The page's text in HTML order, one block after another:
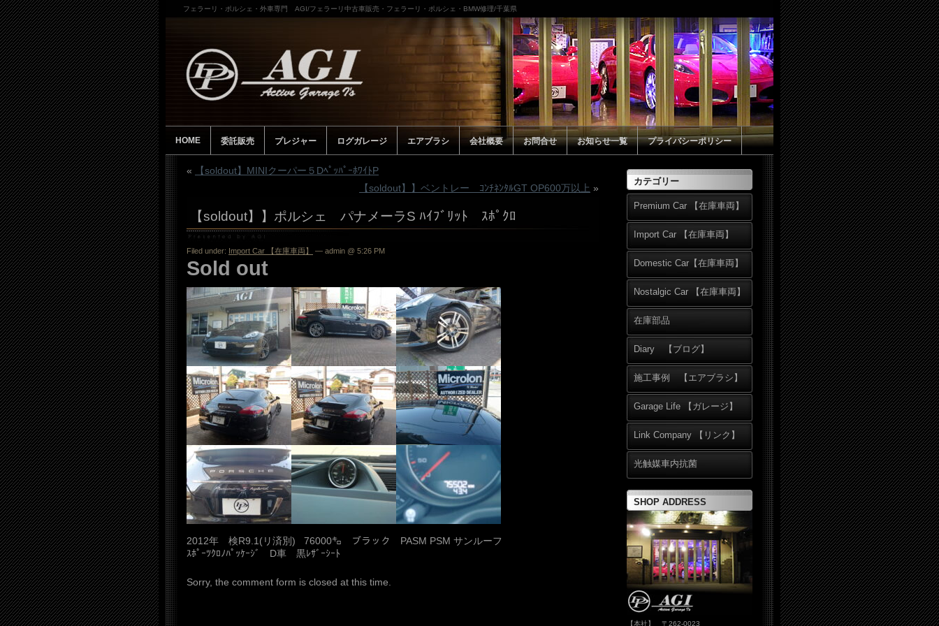
フェラーリ・ポルシェ・外車専門 AGI/フェラーリ中古車販売・フェラーリ・ポルシェ・BMW修理/千葉県
HOME 委託販売 プレジャー ログガレージ エアブラシ 会社概要 お問合せ お知らせ一覧 プライバシーポリシー
«
【soldout】MINIクーパー５DﾍﾟｯﾊﾟｰﾎﾜｲﾄP
【soldout】】ベントレー ｺﾝﾁﾈﾝﾀﾙGT OP600万以上 »
【soldout】】ポルシェ パナメーラS ﾊｲﾌﾞﾘｯﾄ ｽﾎﾟｸﾛ
Filed under: Import Car 【在庫車両】 — admin @ 5:26 PM
Sold out
2012年 検R9.1(リ済別) 76000㌔ ブラック PASM PSM サンルーフ
ｽﾎﾟｰﾂｸﾛﾉﾊﾟｯｹｰｼﾞ D車 黒ﾚｻﾞｰｼｰﾄ
Sorry, the comment form is closed at this time.
カテゴリー
Premium Car 【在庫車両】
Import Car 【在庫車両】
Domestic Car【在庫車両】
Nostalgic Car 【在庫車両】
在庫部品
Diary 【ブログ】
施工事例 【エアブラシ】
Garage Life 【ガレージ】
Link Company 【リンク】
光触媒車内抗菌
SHOP ADDRESS
【本社】 〒262-0023